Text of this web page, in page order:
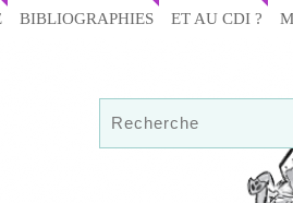
BIBLIOGRAPHIES ET AU CDI ?